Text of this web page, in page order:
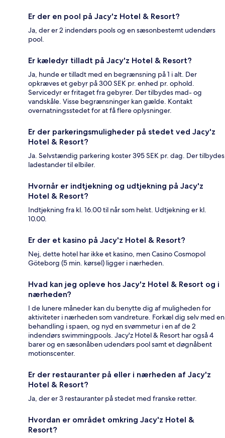
Er der en pool på Jacy'z Hotel & Resort?
Ja, der er 2 indendørs pools og en sæsonbestemt udendørs
pool.
Er kæledyr tilladt på Jacy'z Hotel & Resort?
Ja, hunde er tilladt med en begrænsning på 1 i alt. Der
opkræves et gebyr på 300 SEK pr. enhed pr. ophold.
Servicedyr er fritaget fra gebyrer. Der tilbydes mad- og
vandskåle. Visse begrænsninger kan gælde. Kontakt
overnatningsstedet for at få flere oplysninger.
Er der parkeringsmuligheder på stedet ved Jacy'z
Hotel & Resort?
Ja. Selvstændig parkering koster 395 SEK pr. dag. Der tilbydes
ladestander til elbiler.
Hvornår er indtjekning og udtjekning på Jacy'z
Hotel & Resort?
Indtjekning fra kl. 16.00 til når som helst. Udtjekning er kl.
10.00.
Er der et kasino på Jacy'z Hotel & Resort?
Nej, dette hotel har ikke et kasino, men Casino Cosmopol
Göteborg (5 min. kørsel) ligger i nærheden.
Hvad kan jeg opleve hos Jacy'z Hotel & Resort og i
nærheden?
I de lunere måneder kan du benytte dig af muligheden for
aktiviteter i nærheden som vandreture. Forkæl dig selv med en
behandling i spaen, og nyd en svømmetur i en af de 2
indendørs swimmingpools. Jacy'z Hotel & Resort har også 4
barer og en sæsonåben udendørs pool samt et døgnåbent
motionscenter.
Er der restauranter på eller i nærheden af Jacy'z
Hotel & Resort?
Ja, der er 3 restauranter på stedet med franske retter.
Hvordan er området omkring Jacy'z Hotel &
Resort?